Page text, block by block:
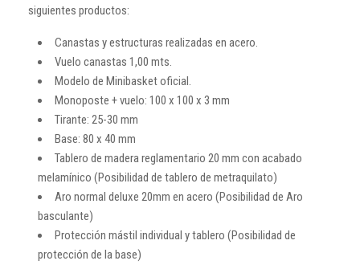
siguientes productos:
Canastas y estructuras realizadas en acero.
Vuelo canastas 1,00 mts.
Modelo de Minibasket oficial.
Monoposte + vuelo: 100 x 100 x 3 mm
Tirante: 25-30 mm
Base: 80 x 40 mm
Tablero de madera reglamentario 20 mm con acabado
melamínico (Posibilidad de tablero de metraquilato)
Aro normal deluxe 20mm en acero (Posibilidad de Aro
basculante)
Protección mástil individual y tablero (Posibilidad de
protección de la base)